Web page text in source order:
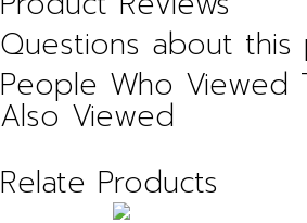
Questions about
People Who Viewed
Also Viewed
Relate Products